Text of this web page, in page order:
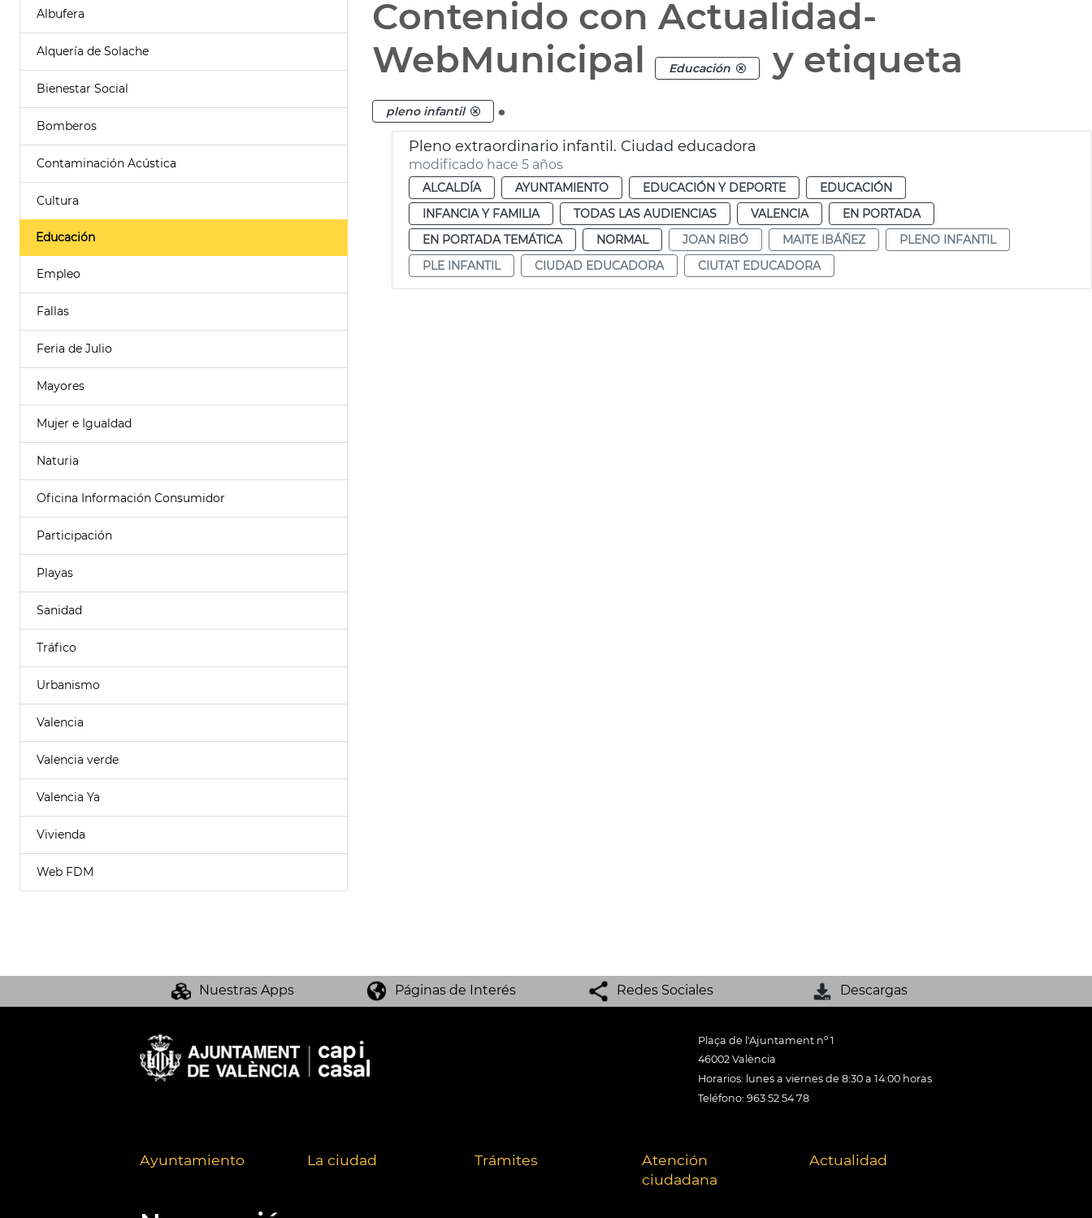
Albufera
Alquería de Solache
Bienestar Social
Bomberos
Contaminación Acústica
Cultura
Educación
Empleo
Fallas
Feria de Julio
Mayores
Mujer e Igualdad
Naturia
Oficina Información Consumidor
Participación
Playas
Sanidad
Tráfico
Urbanismo
Valencia
Valencia verde
Valencia Ya
Vivienda
Web FDM
Contenido con Actualidad-
WebMunicipal
Educación y etiqueta
pleno infantil .
Pleno extraordinario infantil. Ciudad educadora
modificado hace 5 años
ALCALDÍA AYUNTAMIENTO EDUCACIÓN Y DEPORTE
EDUCACIÓN
INFANCIA Y FAMILIA
TODAS LAS AUDIENCIAS VALENCIA
EN PORTADA
EN PORTADA TEMÁTICA
NORMAL JOAN RIBÓ MAITE IBÁÑEZ
PLENO INFANTIL
PLE INFANTIL
CIUDAD EDUCADORA CIUTAT EDUCADORA
Nuestras Apps Páginas de Interés Redes Sociales Descargas
Plaça de l'Ajuntament nº 1
46002 València
Horarios: lunes a viernes de 8:30 a 14:00 horas
Teléfono: 963 52 54 78
Ayuntamiento La ciudad Trámites
Atención
ciudadana
Actualidad